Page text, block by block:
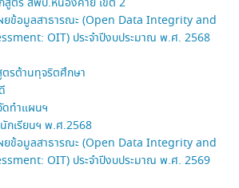
ตร สพป.หนองคาย เขต 2
ผยข้อมูลสาธารณะ (Open Data Integrity and
OIT) ประจำปีงบประมาณ พ.ศ. 2568
รต้านทุจริตศึกษา
ดทำแผนฯ
กเรียนฯ พ.ศ.2568
ผยข้อมูลสาธารณะ (Open Data Integrity and
OIT) ประจำปีงบประมาณ พ.ศ. 2569